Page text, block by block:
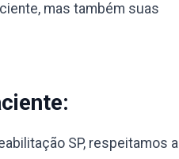
mas também suas
SP, respeitamos a